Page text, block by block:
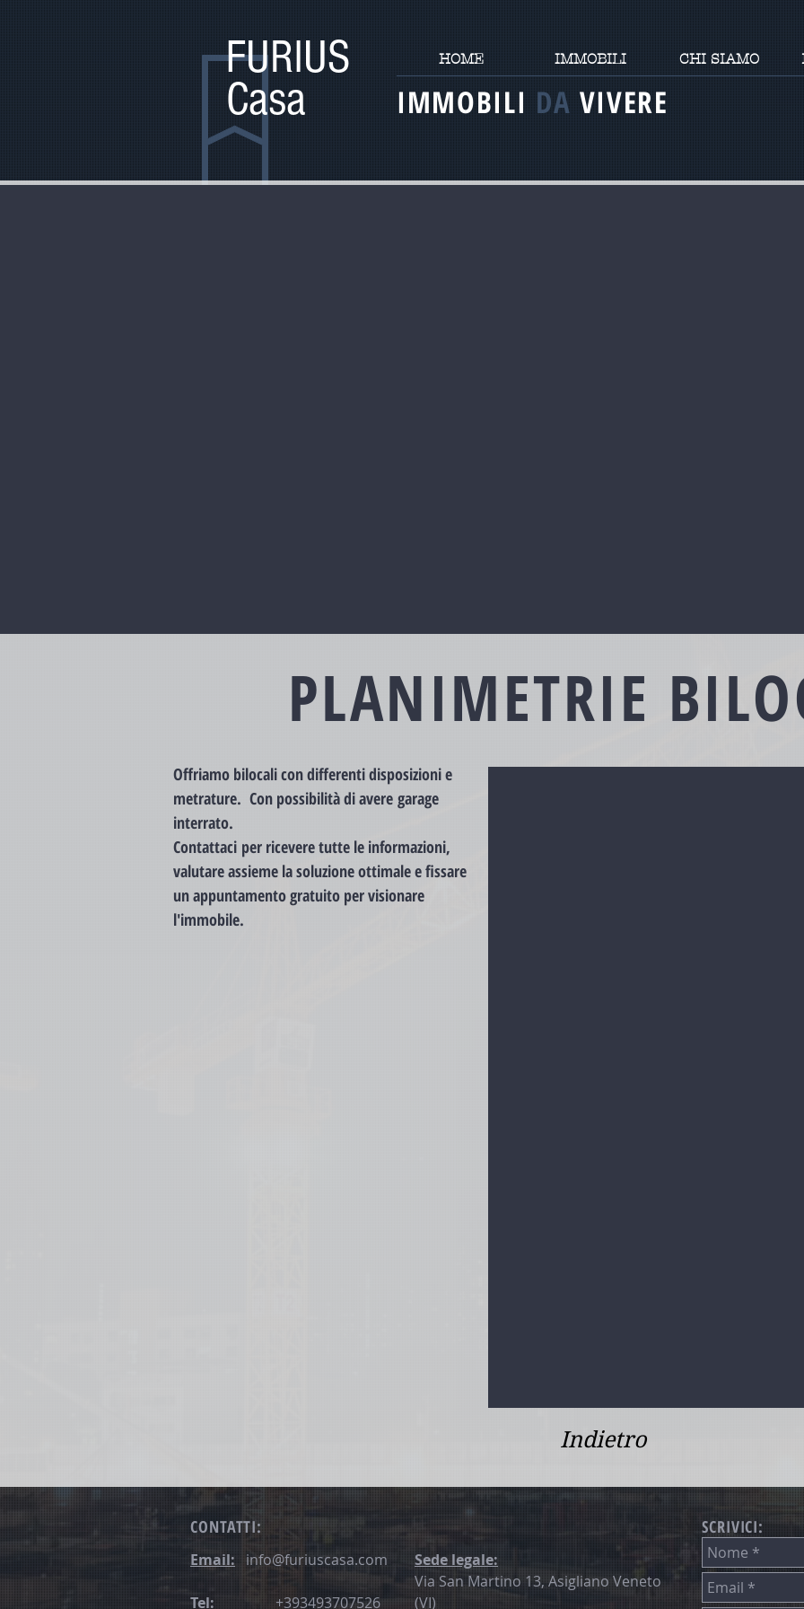
FURIUS
Casa
HOME IMMOBILI CHI SIAMO
IMMOBILI DA VIVERE
PLANIMETRIE
Offriamo bilocali con differenti disposizioni e
metrature. Con possibilità di avere garage
interrato.
Contattaci per ricevere tutte le informazioni,
valutare assieme la soluzione ottimale e fissare
un appuntamento gratuito per visionare
l'immobile.
Indietro
CONTATTI:
Email: info@furiuscasa.com
Tel: +393493707526
Sede legale:
Via San Martino 13, Asigliano Veneto
(VI)
SCRIVICI: